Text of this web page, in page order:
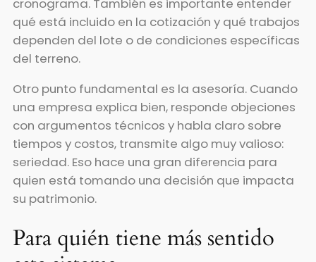
cronograma. También es importante entender
qué está incluido en la cotización y qué trabajos
dependen del lote o de condiciones específicas
del terreno.
Otro punto fundamental es la asesoría. Cuando
una empresa explica bien, responde objeciones
con argumentos técnicos y habla claro sobre
tiempos y costos, transmite algo muy valioso:
seriedad. Eso hace una gran diferencia para
quien está tomando una decisión que impacta
su patrimonio.
Para quién tiene más sentido